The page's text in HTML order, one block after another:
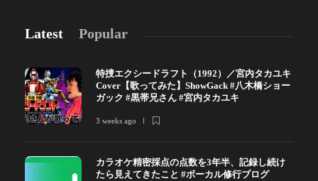
Latest Popular
特捜エクシードラフト（1992）／宮内タカユキ
Cover【歌ってみた】ShowGack #八木橋ショー
ガック #黒帯兄さん #宮内タカユキ
3 weeks ago
カラオケ精密採点の点数を3年半、記録し続け
たら見えてきたこと #ボーカル修行ブログ